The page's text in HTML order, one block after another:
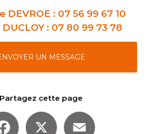
DEVROE : 07 56 99 67 10
: 07 80 99 73 78
UN MESSAGE
Partagez cette page
Facebook